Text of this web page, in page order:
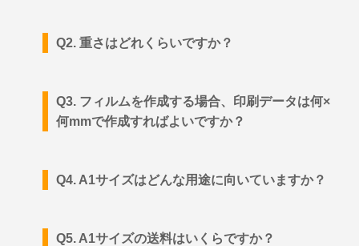
Q2. 重さはどれくらいですか？
Q3. フィルムを作成する場合、印刷データは何×
何mmで作成すればよいですか？
Q4. A1サイズはどんな用途に向いていますか？
Q5. A1サイズの送料はいくらですか？